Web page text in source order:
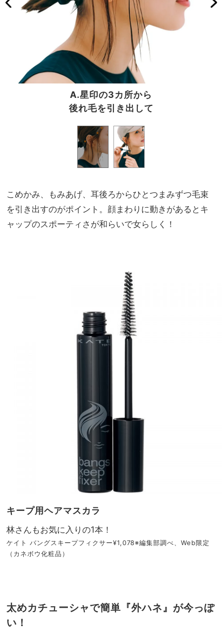
A.星印の3カ所から
後れ毛を引き出して
こめかみ、もみあげ、耳後ろからひとつまみずつ毛束
を引き出すのがポイント。顔まわりに動きがあるとキ
ャップのスポーティさが和らいで女らしく！
キープ用ヘアマスカラ
林さんもお気に入りの1本！
ケイト バングスキープフィクサー¥1,078※編集部調べ、Web限定
（カネボウ化粧品）
太めカチューシャで簡単『外ハネ』が今っぽ
い！